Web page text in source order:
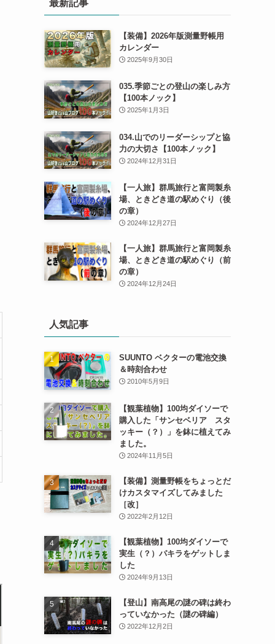
最新記事
【装備】2026年版測量野帳用
カレンダー
2025年9月30日
035.季節ごとの登山の楽しみ方
【100本ノック】
2025年1月3日
034.山でのリーダーシップと協
力の大切さ【100本ノック】
2024年12月31日
【一人旅】群馬旅行と富岡製糸
場、ときどき道の駅めぐり（後
の章）
2024年12月27日
【一人旅】群馬旅行と富岡製糸
場、ときどき道の駅めぐり（前
の章）
2024年12月24日
人気記事
SUUNTO ベクターの電池交換
＆時刻合わせ
2010年5月9日
【観葉植物】100均ダイソーで
購入した「サンセベリア スタ
ッキー（？）」を鉢に植えてみ
ました。
2024年11月5日
【装備】測量野帳をちょっとだ
けカスタマイズしてみました
［改］
2022年2月12日
【観葉植物】100均ダイソーで
実生（？）パキラをゲットしま
した
2024年9月13日
【登山】南高尾の謎の碑は終わ
っていなかった（謎の碑編）
2022年12月2日